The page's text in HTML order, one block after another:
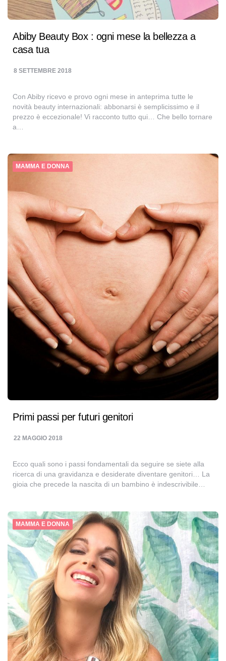
Abiby Beauty Box : ogni mese la bellezza a
casa tua
8 SETTEMBRE 2018
Con Abiby ricevo e provo ogni mese in anteprima tutte le
novità beauty internazionali: abbonarsi è semplicissimo e il
prezzo è eccezionale! Vi racconto tutto qui… Che bello tornare
a…
MAMMA E DONNA
Primi passi per futuri genitori
22 MAGGIO 2018
Ecco quali sono i passi fondamentali da seguire se siete alla
ricerca di una gravidanza e desiderate diventare genitori… La
gioia che precede la nascita di un bambino è indescrivibile…
MAMMA E DONNA